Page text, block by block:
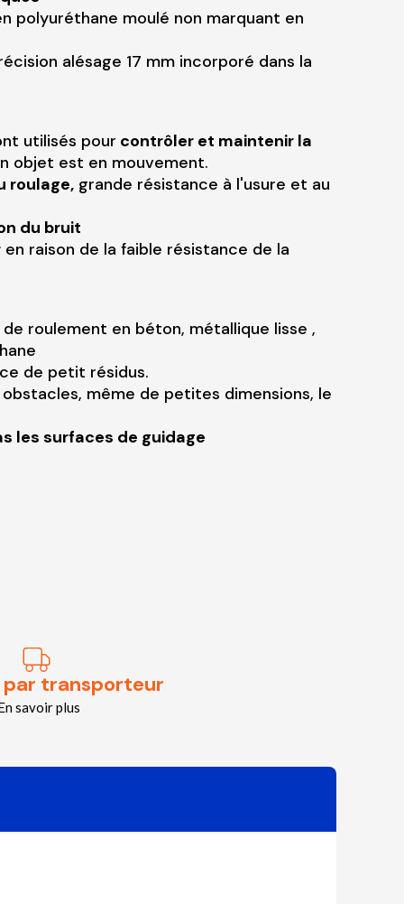
polyuréthane moulé non marquant en
alésage 17 mm incorporé dans la
utilisés pour contrôler et maintenir la
objet est en mouvement.
roulage, grande résistance à l'usure et au
du bruit
en raison de la faible résistance de la
roulement en béton, métallique lisse ,
de petit résidus.
obstacles, même de petites dimensions, le
les surfaces de guidage
par transporteur
savoir plus